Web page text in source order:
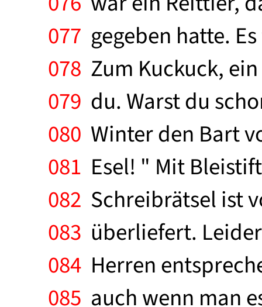
077 gegeben hatte.
078 Zum Kuckuck,
079 du. Warst du
080 Winter den Bart
081 Esel! " Mit
082 Schreibrätsel ist
083 überliefert.
084 Herren
085 auch wenn man